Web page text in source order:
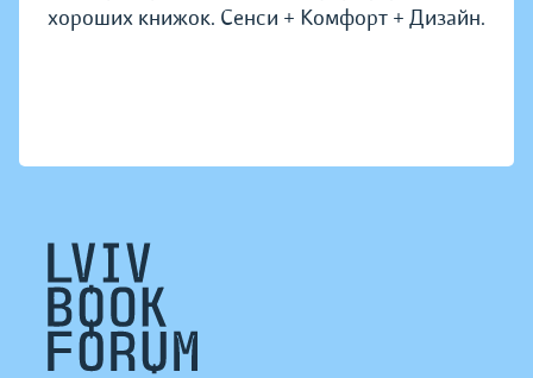
хороших книжок. Сенси + Комфорт + Дизайн.